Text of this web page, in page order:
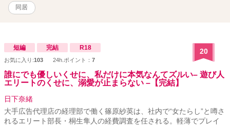
同居
短編 完結 R18
お気に入り:103 24h.ポイント： 7
20
誰にでも優しいくせに、私だけに本気なんてズルい– 遊び人
エリートのくせに、溺愛が止まらない –【完結】
日下奈緒
大手広告代理店の経理部で働く篠原紗英は、社内で“女たらし”と噂さ
れるエリート部長・桐生隼人の経費調査を任される。軽薄でプレイ